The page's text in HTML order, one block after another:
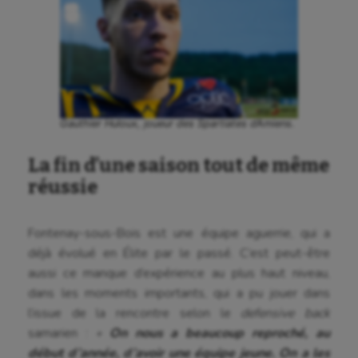
Escalade
Escrime
Fitness
Flag football
Futsal
Gymnastique
Gymnastique rythmique
Haltérophilie
Handisport
Gauthier Huloux, joueur des Spartiates d’Amiens.
La fin d’une saison tout de même
réussie
Fontenay-sous-Bois est une équipe aguerrie, qui a
déjà évolué en Élite par le passé. C’est peut-être
aussi ce manque d’expérience au plus haut niveau,
dans les moments importants, qui a pu jouer dans
l’issue de la rencontre selon le
defensive back
samarien :
On nous a beaucoup reproché, au
début d’année, d’avoir une équipe jeune. On a les